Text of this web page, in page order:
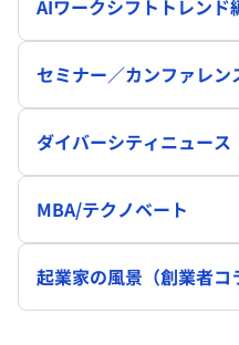
AIワークシフトトレンド
セミナー／カンファレン
ダイバーシティニュース
MBA/テクノベート
起業家の風景（創業者コ